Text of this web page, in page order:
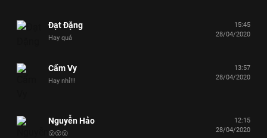
Đạt Đặng
Hay quá
15:45
28/04/2020
Cẩm Vy
Hay nhỉ!!!
13:57
28/04/2020
Nguyễn Hảo
😮😮😮
12:15
28/04/2020